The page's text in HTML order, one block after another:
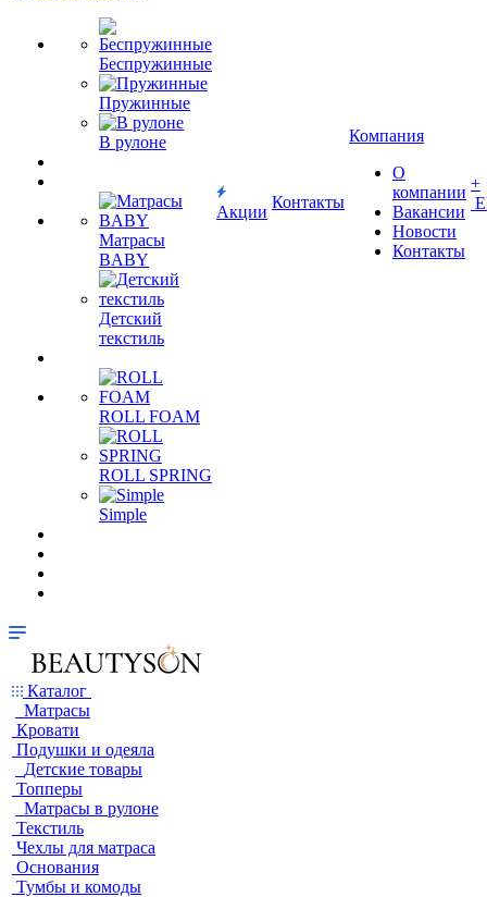
Беспружинные
Пружинные
В рулоне
Матрасы
BABY
Детский
текстиль
ROLL FOAM
ROLL SPRING
Simple
Акции
Контакты
Компания
О
компании
Вакансии
Новости
Контакты
+
Каталог
Матрасы
Кровати
Подушки и одеяла
Детские товары
Топперы
Матрасы в рулоне
Текстиль
Чехлы для матраса
Основания
Тумбы и комоды